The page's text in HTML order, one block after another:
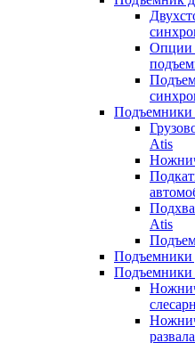
Опции
Подъемники
Atis
Atis